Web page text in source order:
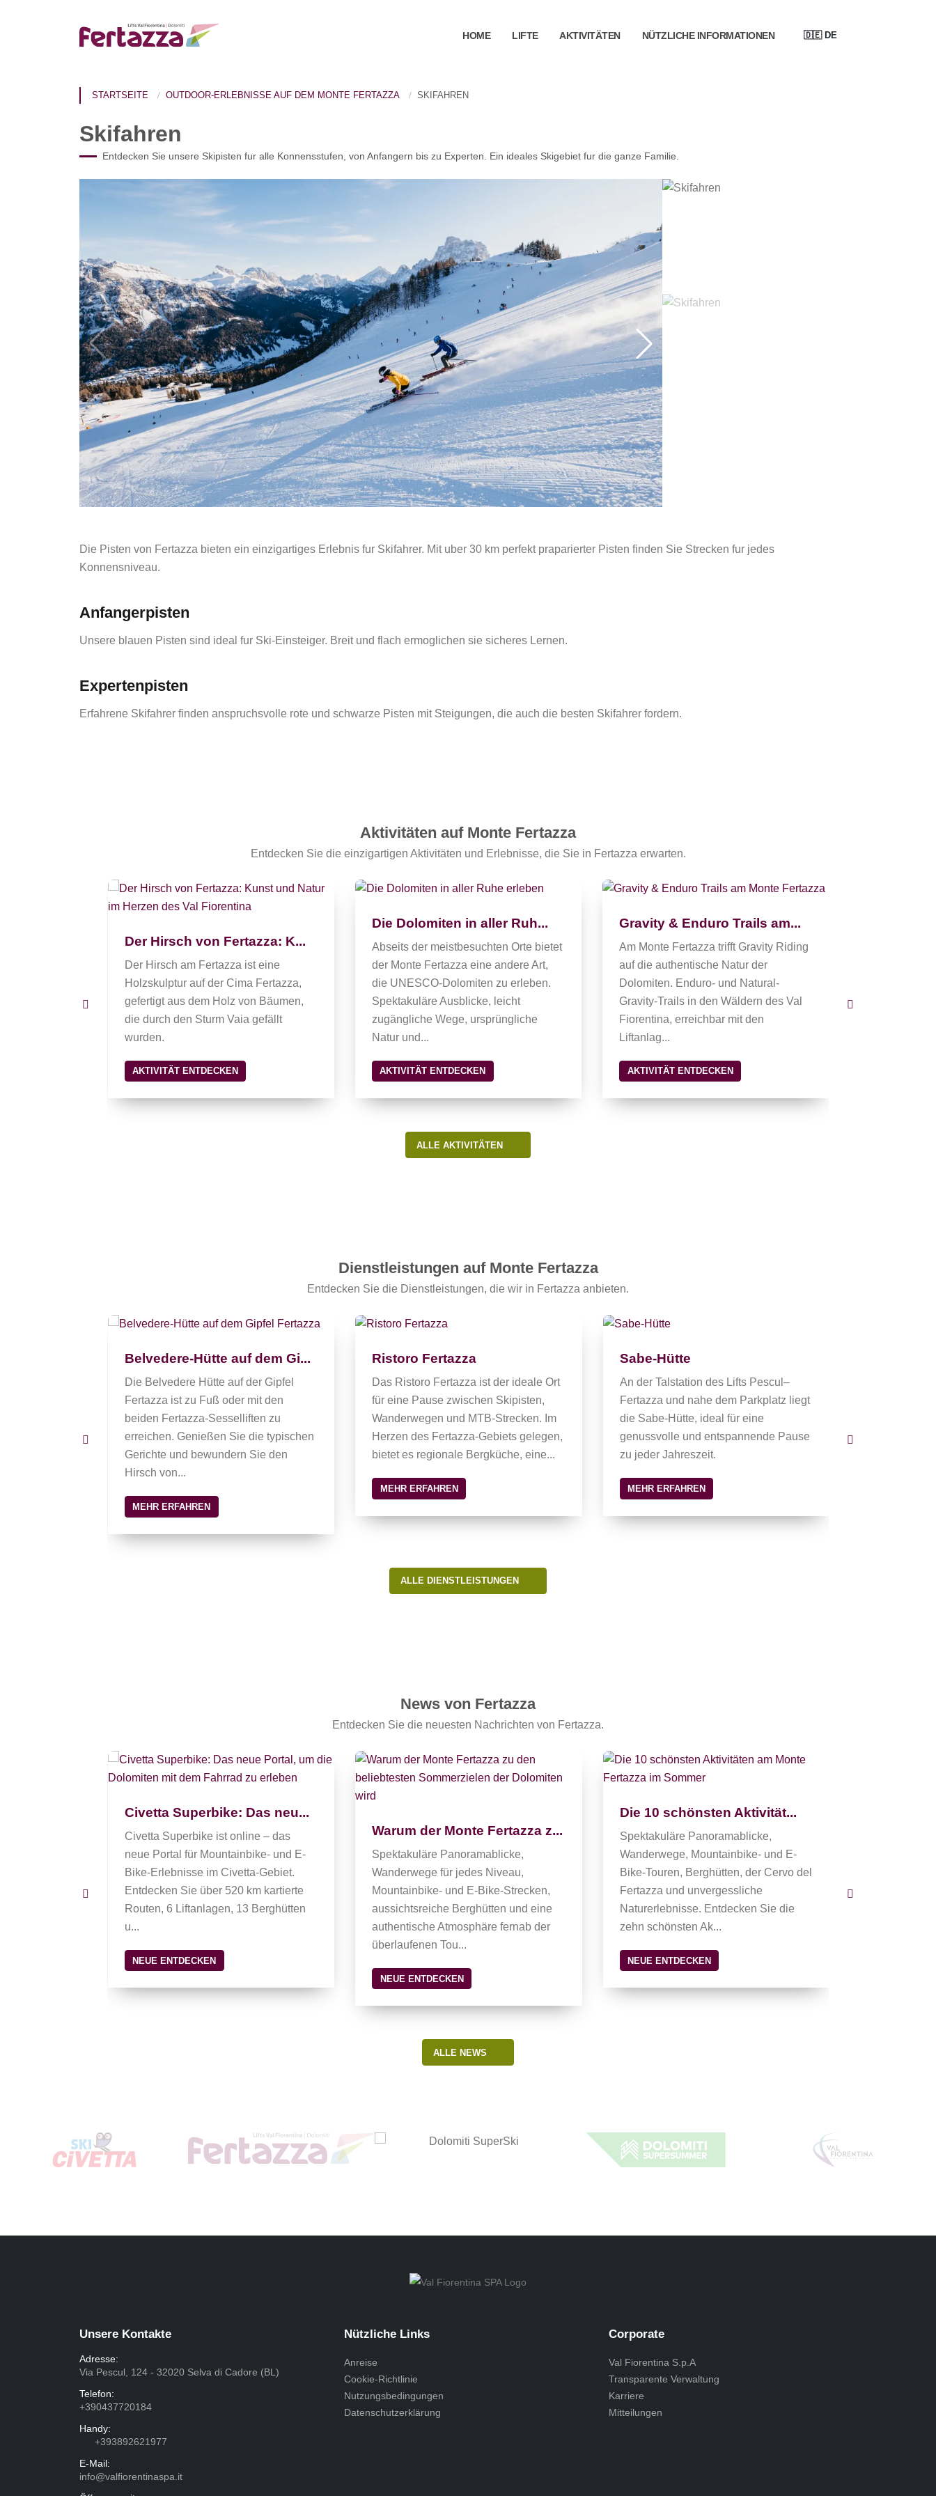
HOME LIFTE AKTIVITÄTEN NÜTZLICHE INFORMATIONEN 🇩🇪 DE
STARTSEITE OUTDOOR-ERLEBNISSE AUF DEM MONTE FERTAZZA SKIFAHREN
Skifahren
Entdecken Sie unsere Skipisten fur alle Konnensstufen, von Anfangern bis zu Experten. Ein ideales Skigebiet fur die ganze Familie.
Die Pisten von Fertazza bieten ein einzigartiges Erlebnis fur Skifahrer. Mit uber 30 km perfekt praparierter Pisten finden Sie Strecken fur jedes
Konnensniveau.
Anfangerpisten
Unsere blauen Pisten sind ideal fur Ski-Einsteiger. Breit und flach ermoglichen sie sicheres Lernen.
Expertenpisten
Erfahrene Skifahrer finden anspruchsvolle rote und schwarze Pisten mit Steigungen, die auch die besten Skifahrer fordern.
Aktivitäten auf Monte Fertazza
Entdecken Sie die einzigartigen Aktivitäten und Erlebnisse, die Sie in Fertazza erwarten.
Der Hirsch von Fertazza: K...
Der Hirsch am Fertazza ist eine
Holzskulptur auf der Cima Fertazza,
gefertigt aus dem Holz von Bäumen,
die durch den Sturm Vaia gefällt
wurden.
AKTIVITÄT ENTDECKEN
Die Dolomiten in aller Ruh...
Abseits der meistbesuchten Orte bietet
der Monte Fertazza eine andere Art,
die UNESCO-Dolomiten zu erleben.
Spektakuläre Ausblicke, leicht
zugängliche Wege, ursprüngliche
Natur und...
AKTIVITÄT ENTDECKEN
Gravity & Enduro Trails am...
Am Monte Fertazza trifft Gravity Riding
auf die authentische Natur der
Dolomiten. Enduro- und Natural-
Gravity-Trails in den Wäldern des Val
Fiorentina, erreichbar mit den
Liftanlag...
AKTIVITÄT ENTDECKEN
ALLE AKTIVITÄTEN
Dienstleistungen auf Monte Fertazza
Entdecken Sie die Dienstleistungen, die wir in Fertazza anbieten.
Belvedere-Hütte auf dem Gi...
Die Belvedere Hütte auf der Gipfel
Fertazza ist zu Fuß oder mit den
beiden Fertazza-Sesselliften zu
erreichen. Genießen Sie die typischen
Gerichte und bewundern Sie den
Hirsch von...
MEHR ERFAHREN
Ristoro Fertazza
Das Ristoro Fertazza ist der ideale Ort
für eine Pause zwischen Skipisten,
Wanderwegen und MTB-Strecken. Im
Herzen des Fertazza-Gebiets gelegen,
bietet es regionale Bergküche, eine...
MEHR ERFAHREN
Sabe-Hütte
An der Talstation des Lifts Pescul–
Fertazza und nahe dem Parkplatz liegt
die Sabe-Hütte, ideal für eine
genussvolle und entspannende Pause
zu jeder Jahreszeit.
MEHR ERFAHREN
ALLE DIENSTLEISTUNGEN
News von Fertazza
Entdecken Sie die neuesten Nachrichten von Fertazza.
Civetta Superbike: Das neu...
Civetta Superbike ist online – das
neue Portal für Mountainbike- und E-
Bike-Erlebnisse im Civetta-Gebiet.
Entdecken Sie über 520 km kartierte
Routen, 6 Liftanlagen, 13 Berghütten
u...
NEUE ENTDECKEN
Warum der Monte Fertazza z...
Spektakuläre Panoramablicke,
Wanderwege für jedes Niveau,
Mountainbike- und E-Bike-Strecken,
aussichtsreiche Berghütten und eine
authentische Atmosphäre fernab der
überlaufenen Tou...
NEUE ENTDECKEN
Die 10 schönsten Aktivität...
Spektakuläre Panoramablicke,
Wanderwege, Mountainbike- und E-
Bike-Touren, Berghütten, der Cervo del
Fertazza und unvergessliche
Naturerlebnisse. Entdecken Sie die
zehn schönsten Ak...
NEUE ENTDECKEN
ALLE NEWS
Unsere Kontakte
Adresse:
Via Pescul, 124 - 32020 Selva di Cadore (BL)
Telefon:
+390437720184
Handy:
+393892621977
E-Mail:
info@valfiorentinaspa.it
Nützliche Links
Anreise
Cookie-Richtlinie
Nutzungsbedingungen
Datenschutzerklärung
Corporate
Val Fiorentina S.p.A
Transparente Verwaltung
Karriere
Mitteilungen